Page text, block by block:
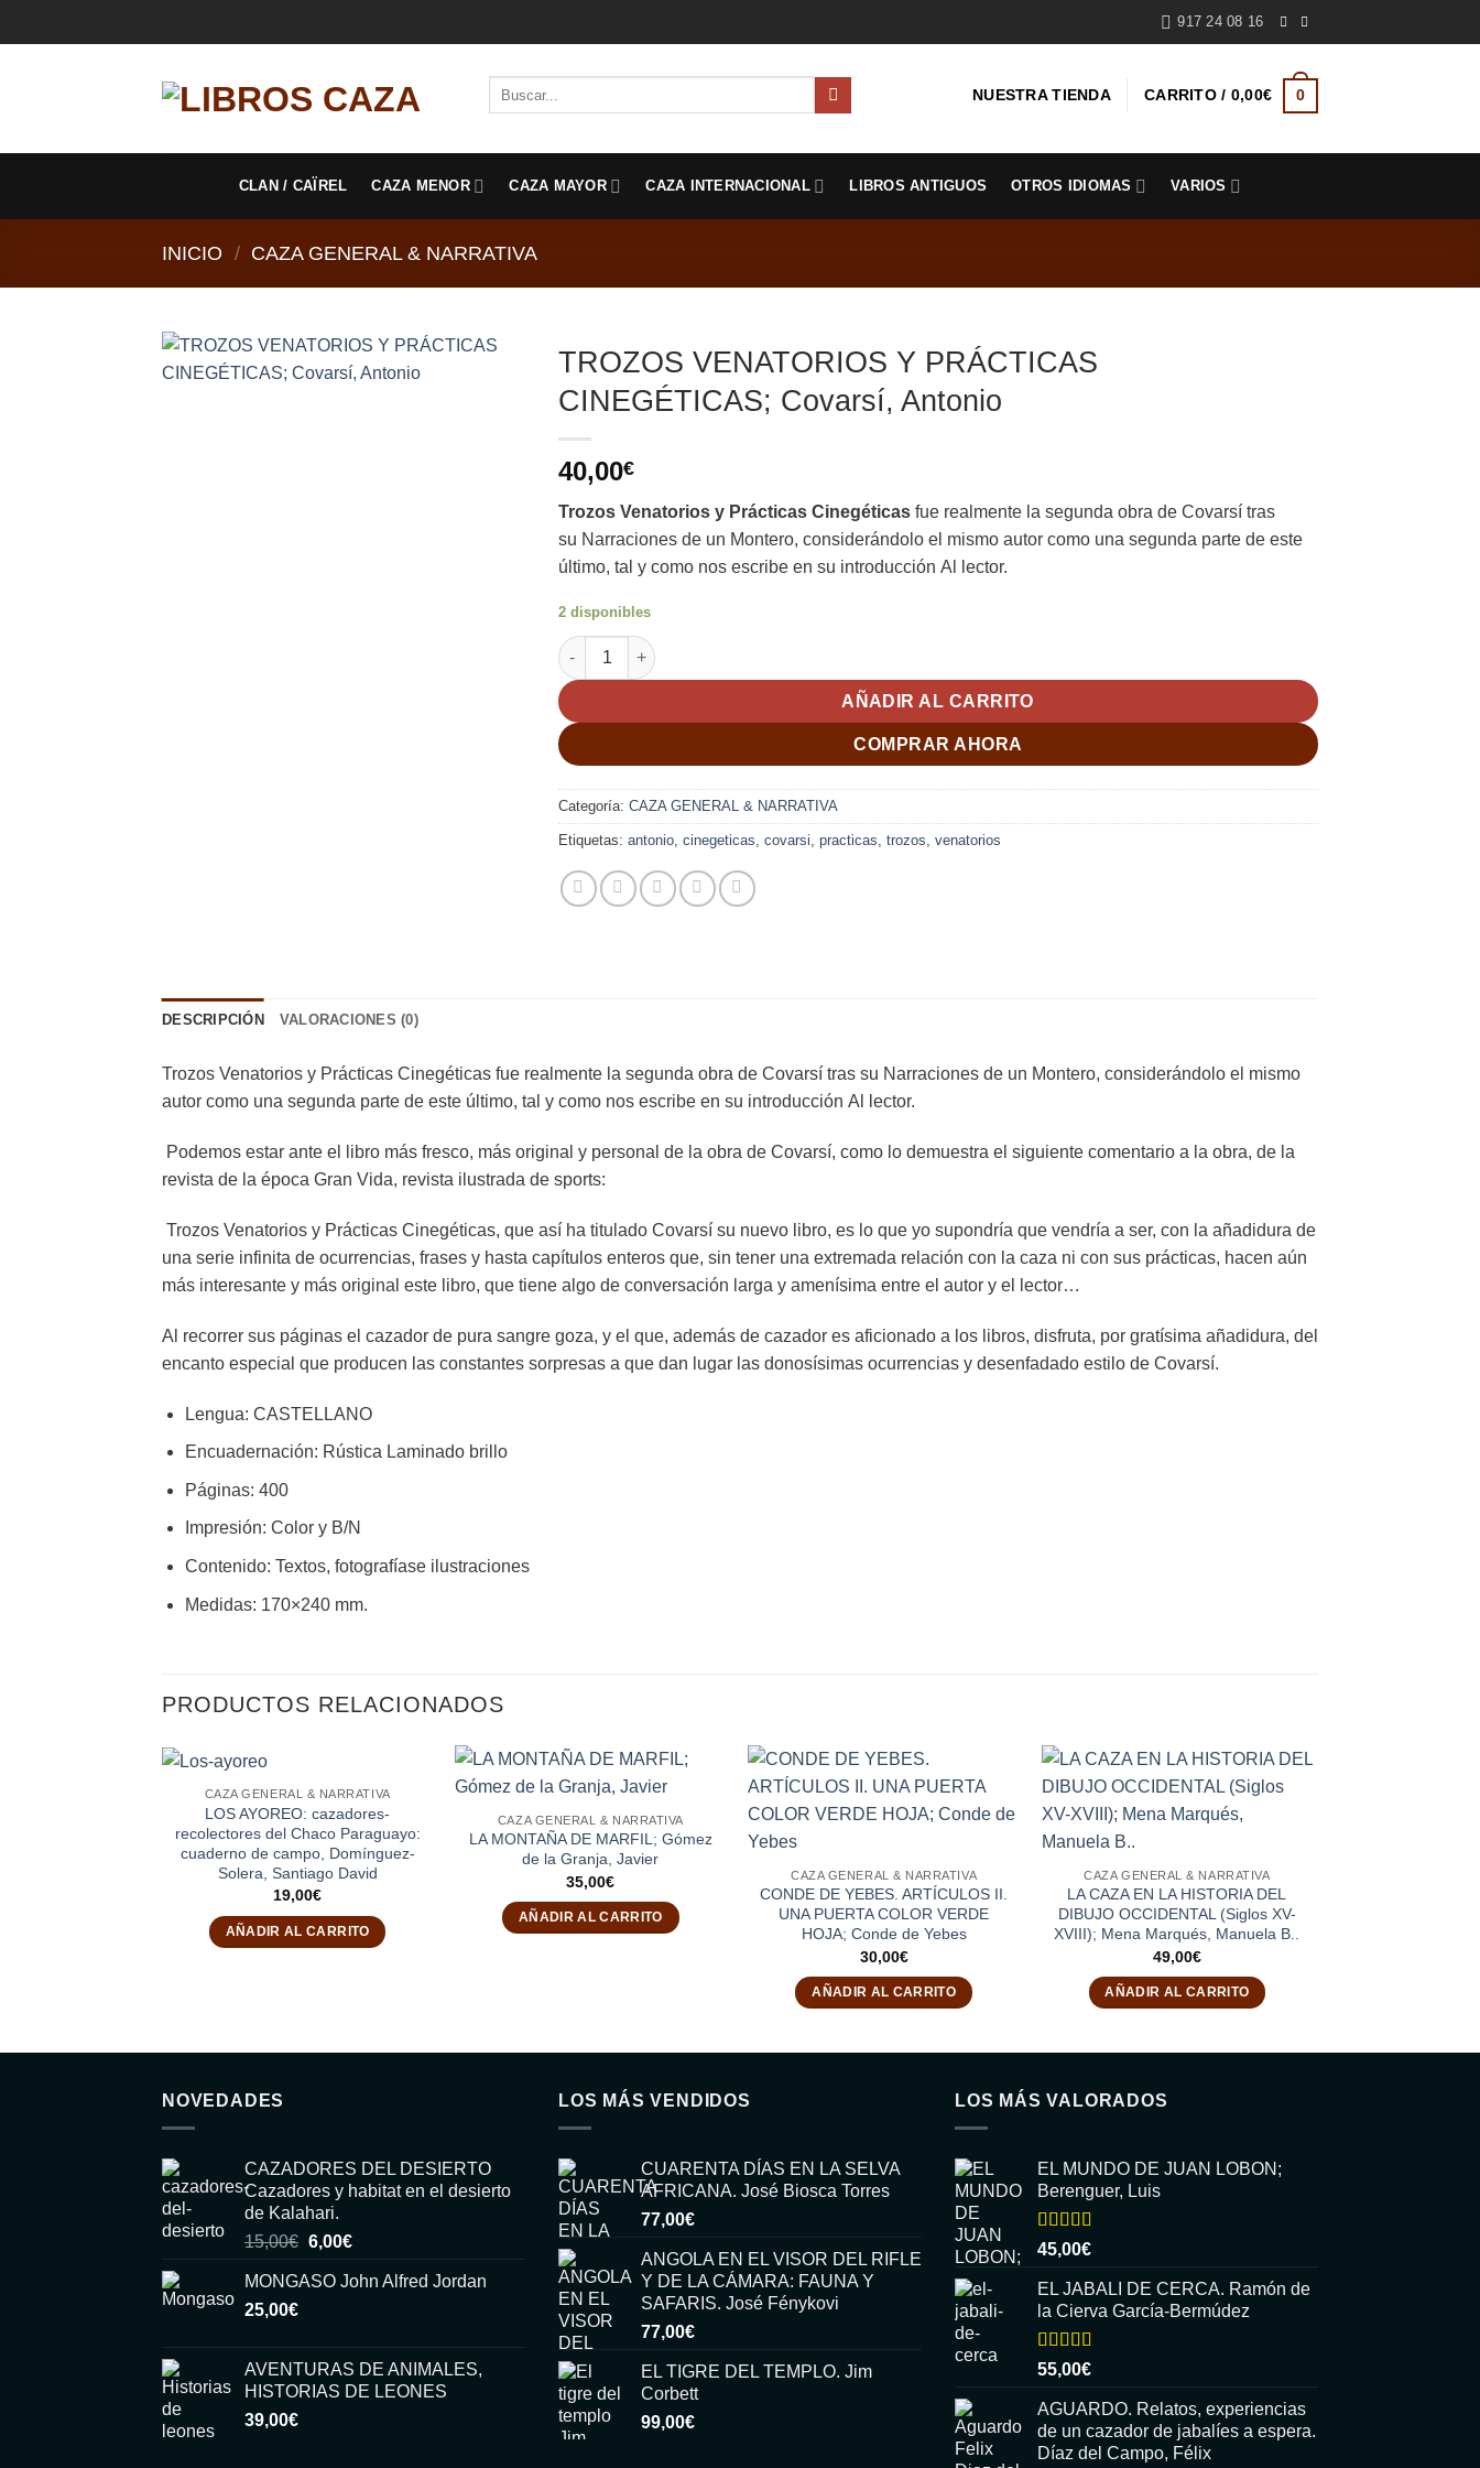
al
917 24 08 16
NUESTRA TIENDA CARRITO / 0,00€ 0
CLAN / CAÏREL CAZA MENOR CAZA MAYOR CAZA INTERNACIONAL LIBROS ANTIGUOS OTROS IDIOMAS VARIOS
INICIO / CAZA GENERAL & NARRATIVA
TROZOS VENATORIOS Y PRÁCTICAS
CINEGÉTICAS; Covarsí, Antonio
40,00€
Trozos Venatorios y Prácticas Cinegéticas fue realmente la segunda obra de Covarsí tras
su Narraciones de un Montero, considerándolo el mismo autor como una segunda parte de este
último, tal y como nos escribe en su introducción Al lector.
2 disponibles
TROZOS VENATORIOS Y PRÁCTICAS CINEGÉTICAS; Covarsí, Antonio cantidad
AÑADIR AL CARRITO
COMPRAR AHORA
Categoría: CAZA GENERAL & NARRATIVA
Etiquetas: antonio cinegeticas covarsi practicas trozos venatorios
DESCRIPCIÓN VALORACIONES (0)
Trozos Venatorios y Prácticas Cinegéticas fue realmente la segunda obra de Covarsí tras su Narraciones de un Montero, considerándolo el mismo
autor como una segunda parte de este último, tal y como nos escribe en su introducción Al lector.
Podemos estar ante el libro más fresco, más original y personal de la obra de Covarsí, como lo demuestra el siguiente comentario a la obra, de la
revista de la época Gran Vida, revista ilustrada de sports:
Trozos Venatorios y Prácticas Cinegéticas, que así ha titulado Covarsí su nuevo libro, es lo que yo supondría que vendría a ser, con la añadidura de
una serie infinita de ocurrencias, frases y hasta capítulos enteros que, sin tener una extremada relación con la caza ni con sus prácticas, hacen aún
más interesante y más original este libro, que tiene algo de conversación larga y amenísima entre el autor y el lector…
Al recorrer sus páginas el cazador de pura sangre goza, y el que, además de cazador es aficionado a los libros, disfruta, por gratísima añadidura, del
encanto especial que producen las constantes sorpresas a que dan lugar las donosísimas ocurrencias y desenfadado estilo de Covarsí.
Lengua: CASTELLANO
Encuadernación: Rústica Laminado brillo
Páginas: 400
Impresión: Color y B/N
Contenido: Textos, fotografíase ilustraciones
Medidas: 170×240 mm.
PRODUCTOS RELACIONADOS
CAZA GENERAL & NARRATIVA
LOS AYOREO: cazadores-
recolectores del Chaco Paraguayo:
cuaderno de campo, Domínguez-
Solera, Santiago David
19,00€
AÑADIR AL CARRITO
CAZA GENERAL & NARRATIVA
LA MONTAÑA DE MARFIL; Gómez
de la Granja, Javier
35,00€
AÑADIR AL CARRITO
CAZA GENERAL & NARRATIVA
CONDE DE YEBES. ARTÍCULOS II.
UNA PUERTA COLOR VERDE
HOJA; Conde de Yebes
30,00€
AÑADIR AL CARRITO
CAZA GENERAL & NARRATIVA
LA CAZA EN LA HISTORIA DEL
DIBUJO OCCIDENTAL (Siglos XV-
XVIII); Mena Marqués, Manuela B..
49,00€
AÑADIR AL CARRITO
NOVEDADES
CAZADORES DEL DESIERTO
Cazadores y habitat en el desierto
de Kalahari.
15,00€ El
original
6,00€El
actual
MONGASO John Alfred Jordan
25,00€
AVENTURAS DE ANIMALES,
HISTORIAS DE LEONES
39,00€
LOS MÁS VENDIDOS
CUARENTA DÍAS EN LA SELVA
AFRICANA. José Biosca Torres
77,00€
ANGOLA EN EL VISOR DEL RIFLE
Y DE LA CÁMARA: FAUNA Y
SAFARIS. José Fénykovi
77,00€
EL TIGRE DEL TEMPLO. Jim
Corbett
99,00€
LOS MÁS VALORADOS
EL MUNDO DE JUAN LOBON;
Berenguer, Luis
Valorado
con
5
45,00€
EL JABALI DE CERCA. Ramón de
la Cierva García-Bermúdez
Valorado
con
5
55,00€
AGUARDO. Relatos, experiencias
de un cazador de jabalíes a espera.
Díaz del Campo, Félix